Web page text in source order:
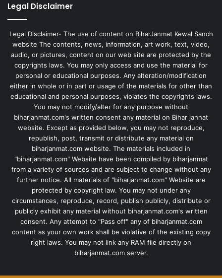
Legal Disclaimer
Legal Disclaimer- The use of content on BiharJanmat Kewal Sanch
website The contents, news, information, art work, text, video,
audio, or pictures, content on our web site are protected by the
copyrights laws. You may only access and use the material for
personal or educational purposes. Any alteration/modification
either in whole or in part or usage of the materials for other than
educational and personal purposes, violates the copyrights laws.
You may not modify/alter for any purpose without
biharjanmat.com's written consent any material on Bihar jannat
website. Except as provided below, you may not reproduce,
republish, post, transmit or distribute any material on
biharjanmat.com website. The materials included in
"biharjanmat.com" Website have been compiled by biharjanmat
from a variety of sources and are subject to change without any
further notice. All materials of "biharjanmat.com" Website are
protected by copyright law. You may not under any
circumstances, reproduce, record, publish publicly, distribute or
publicly exhibit any material without biharjanmat.com's written
consent. Any attempt to "Pass off" any of biharjanmat.com
content as your own work shall be violative of the existing copy
right laws. You may not link any RAM file directly on
biharjanmat.com server.